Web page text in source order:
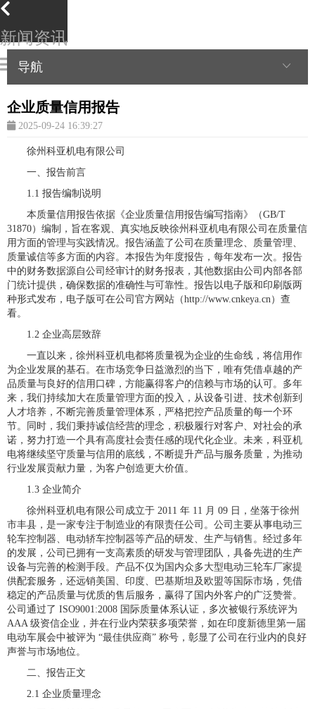
新闻资讯
导航
企业质量信用报告
2025-09-24 16:39:27
徐州科亚机电有限公司
一、报告前言
1.1 报告编制说明
本质量信用报告依据《企业质量信用报告编写指南》（GB/T
31870）编制，旨在客观、真实地反映徐州科亚机电有限公司在质量信
用方面的管理与实践情况。报告涵盖了公司在质量理念、质量管理、
质量诚信等多方面的内容。本报告为年度报告，每年发布一次。报告
中的财务数据源自公司经审计的财务报表，其他数据由公司内部各部
门统计提供，确保数据的准确性与可靠性。报告以电子版和印刷版两
种形式发布，电子版可在公司官方网站（http://www.cnkeya.cn）查
看。
1.2 企业高层致辞
一直以来，徐州科亚机电都将质量视为企业的生命线，将信用作
为企业发展的基石。在市场竞争日益激烈的当下，唯有凭借卓越的产
品质量与良好的信用口碑，方能赢得客户的信赖与市场的认可。多年
来，我们持续加大在质量管理方面的投入，从设备引进、技术创新到
人才培养，不断完善质量管理体系，严格把控产品质量的每一个环
节。同时，我们秉持诚信经营的理念，积极履行对客户、对社会的承
诺，努力打造一个具有高度社会责任感的现代化企业。未来，科亚机
电将继续坚守质量与信用的底线，不断提升产品与服务质量，为推动
行业发展贡献力量，为客户创造更大价值。
1.3 企业简介
徐州科亚机电有限公司成立于 2011 年 11 月 09 日，坐落于徐州
市丰县，是一家专注于制造业的有限责任公司。公司主要从事电动三
轮车控制器、电动轿车控制器等产品的研发、生产与销售。经过多年
的发展，公司已拥有一支高素质的研发与管理团队，具备先进的生产
设备与完善的检测手段。产品不仅为国内众多大型电动三轮车厂家提
供配套服务，还远销美国、印度、巴基斯坦及欧盟等国际市场，凭借
稳定的产品质量与优质的售后服务，赢得了国内外客户的广泛赞誉。
公司通过了 ISO9001:2008 国际质量体系认证，多次被银行系统评为
AAA 级资信企业，并在行业内荣获多项荣誉，如在印度新德里第一届
电动车展会中被评为 “最佳供应商” 称号，彰显了公司在行业内的良好
声誉与市场地位。
二、报告正文
2.1 企业质量理念